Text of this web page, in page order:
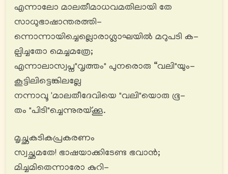
എന്നാലോ മാലതീമാധവമതിലായി തേ
സാധുഭാഷാന്തരത്തി-
ന്നൊന്നായിച്ചെല്ലൊരാശ്ലാഘയിൽ മറുപടി ക-
ല്പിച്ചതോ മെച്ചമത്രേ;
എന്നാലാസ്വപ്ന"വൃത്തം" പുനരൊരു “വലി"യും-
കൂട്ടിലിട്ടെങ്കിലല്ലേ
നന്നാവൂ 'മാലതീദേവിയെ "വലി"യൊരു ഭൂ-
തം "പിടി"ച്ചെന്നുരയ്ക്കൂ.
മൃച്ഛകടികപ്രകരണം
സ്വച്ഛമതേ! ഭാഷയാക്കിടേണ്ട ഭവാൻ;
മിച്ചമിതെന്നാരോ കുറി-